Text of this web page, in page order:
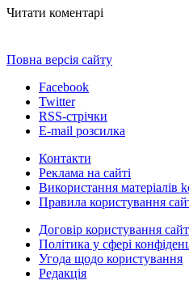
Читати коментарі
Повна версія сайту
Facebook
Twitter
RSS-стрічки
E-mail розсилка
Контакти
Реклама на сайті
Використання матеріалів
Правила користування
Договір користування
Політика у сфері
Угода щодо користування
Редакція